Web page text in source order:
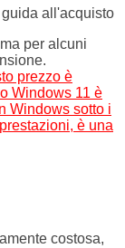
per alcuni
prezzo è
Windows 11 è
Windows sotto i
è una
costosa,